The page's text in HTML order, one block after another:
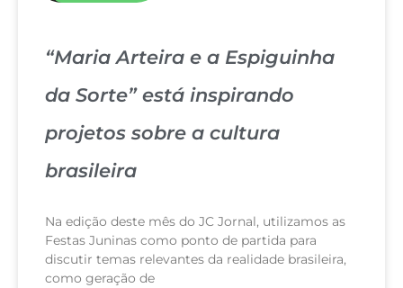
“Maria Arteira e a Espiguinha
da Sorte” está inspirando
projetos sobre a cultura
brasileira
Na edição deste mês do JC Jornal, utilizamos as
Festas Juninas como ponto de partida para
discutir temas relevantes da realidade brasileira,
como geração de